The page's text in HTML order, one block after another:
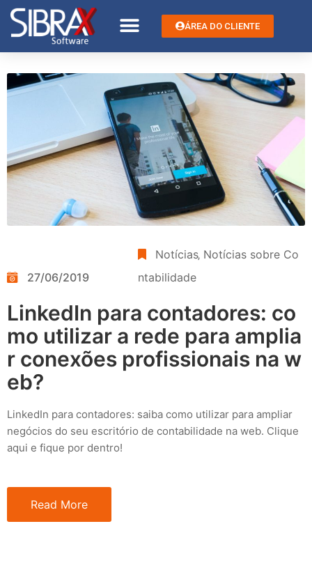
ÁREA DO CLIENTE
27/06/2019
Notícias‚ Notícias sobre Co
ntabilidade
LinkedIn para contadores: co
mo utilizar a rede para amplia
r conexões profissionais na w
eb?
LinkedIn para contadores: saiba como utilizar para ampliar
negócios do seu escritório de contabilidade na web. Clique
aqui e fique por dentro!
Read More